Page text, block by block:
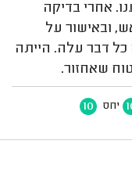
אחרי בדיקה
ובאישור על
דבר עלה. הייתה
שאחזור.
יחס 10